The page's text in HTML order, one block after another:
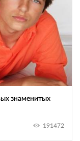
знаменитых
191472